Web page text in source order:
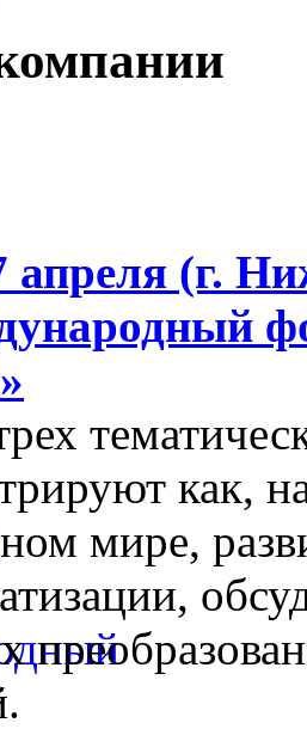
апреля (г.
как,
мире,